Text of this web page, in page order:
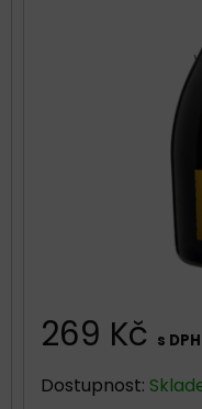
269 Kč s DPH
Dostupnost: